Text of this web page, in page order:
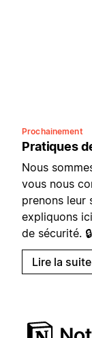
Prochainement
Pratiques
Nous
vous nous
prenons leur
expliquons
de sécurité. 🔒
Lire la suite